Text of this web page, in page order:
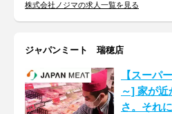
株式会社ノジマの求人一覧を見る
ジャパンミート 瑞穂店
【スーパ
～] 家が
さ。それ